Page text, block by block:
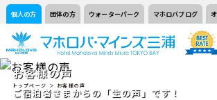
個人の方 団体の方 ウォーターパーク マホロバブログ
お客様の声
ご宿泊者さまからの「生の声」です！
トップページ ＞ お客様の声